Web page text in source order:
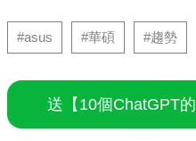
#asus #華碩 #趨勢
送【10個ChatGPT